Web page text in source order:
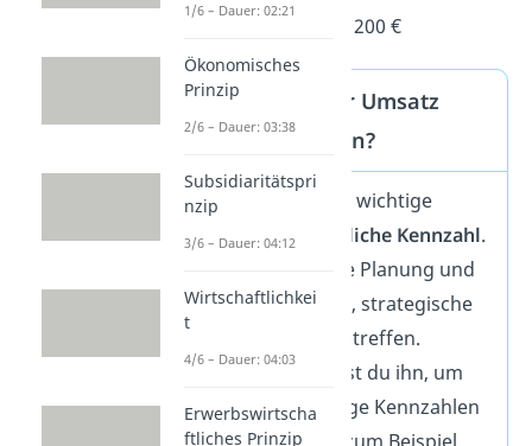
= 200 €
Warum sollte der Umsatz
berechnet werden?
Der Umsatz ist eine wichtige
betriebswirtschaftliche Kennzahl.
Er ist wichtig für die Planung und
Steuerung und hilft, strategische
Entscheidungen zu treffen.
Außerdem benötigst du ihn, um
viele weitere wichtige Kennzahlen
1/6 – Dauer: 02:21
Ökonomisches
Prinzip
2/6 – Dauer: 03:38
Subsidiaritätspri
nzip
3/6 – Dauer: 04:12
Wirtschaftlichkei
t
4/6 – Dauer: 04:03
Erwerbswirtscha
ftliches Prinzip